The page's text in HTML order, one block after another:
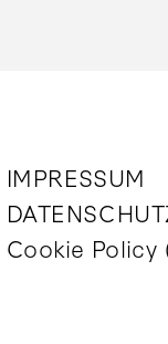
IMPRESSUM
Cookie Policy